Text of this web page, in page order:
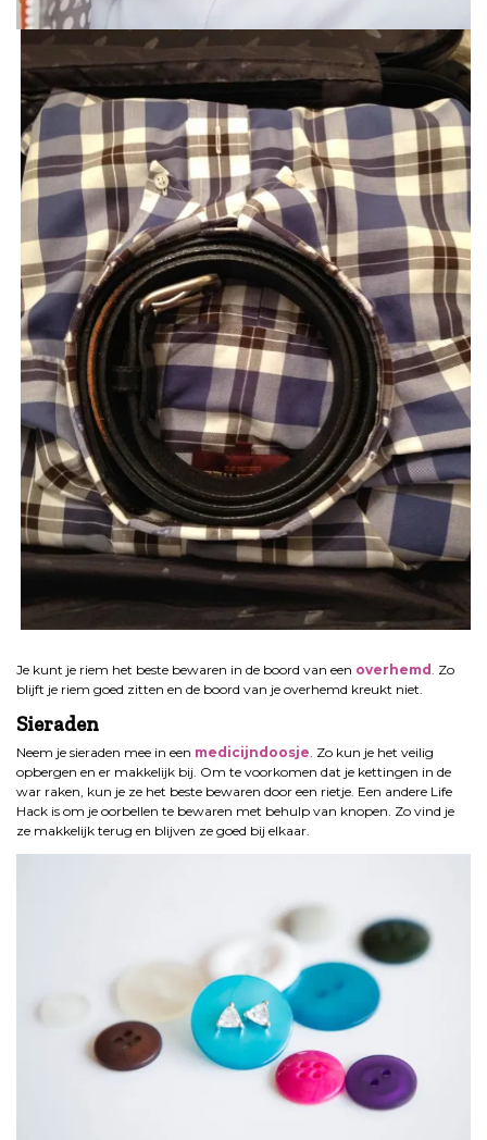
Je kunt je riem het beste bewaren in de boord van een overhemd . Zo
blijft je riem goed zitten en de boord van je overhemd kreukt niet.
Sieraden
Neem je sieraden mee in een medicijndoosje . Zo kun je het veilig
opbergen en er makkelijk bij. Om te voorkomen dat je kettingen in de
war raken, kun je ze het beste bewaren door een rietje. Een andere Life
Hack is om je oorbellen te bewaren met behulp van knopen. Zo vind je
ze makkelijk terug en blijven ze goed bij elkaar.